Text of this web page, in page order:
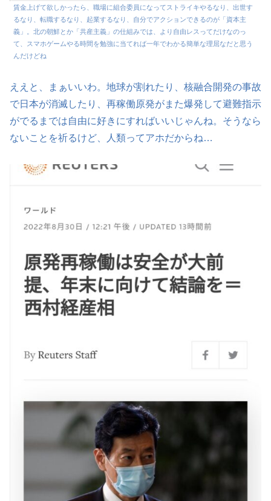
賃金上げて欲しかったら、職場に組合委員になってストライキやるなり、出世す
るなり、転職するなり、起業するなり、自分でアクションできるのが「資本主
義」。北の朝鮮とか「共産主義」の仕組みでは、より自由レスってだけなのっ
て、スマホゲームやる時間を勉強に当てれば一年でわかる簡単な理屈なだと思う
んだけどね
ええと、まぁいいわ。地球が割れたり、核融合開発の事故
で日本が消滅したり、再稼働原発がまた爆発して避難指示
がでるまでは自由に好きにすればいいじゃんね。そうなら
ないことを祈るけど、人類ってアホだからね…